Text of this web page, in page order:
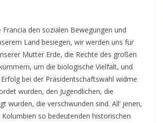
den sozialen Bewegungen und
Land besiegen, wir werden uns für
Mutter Erde, die Rechte des großen
um die biologische Vielfalt, und
bei der Präsidentschaftswahl widme
wurden, den Jugendlichen, die
wurden, die verschwunden sind. All‘ jenen,
so bedeutenden historischen